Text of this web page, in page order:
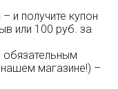
и получите купон
или 100 руб. за
обязательным
магазине!) –